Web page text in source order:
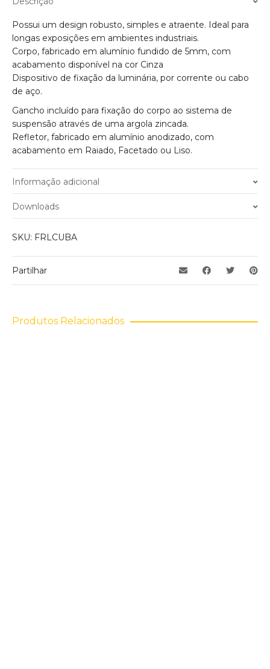
Possui um design robusto, simples e atraente. Ideal para
longas exposições em ambientes industriais.
Corpo, fabricado em alumínio fundido de 5mm, com
acabamento disponível na cor Cinza
Dispositivo de fixação da luminária, por corrente ou cabo
de aço.
Gancho incluído para fixação do corpo ao sistema de
suspensão através de uma argola zincada.
Refletor, fabricado em alumínio anodizado, com
acabamento em Raiado, Facetado ou Liso.
Informação adicional
Peso
Material de fabrico
Alumínio
Acabamento
Suporte da Lampâda
E27 / E40
Tensão de Entrada
230-240V – 50hz
Dimensões
Downloads
SKU: FRLCUBA
Partilhar
Produtos Relacionados